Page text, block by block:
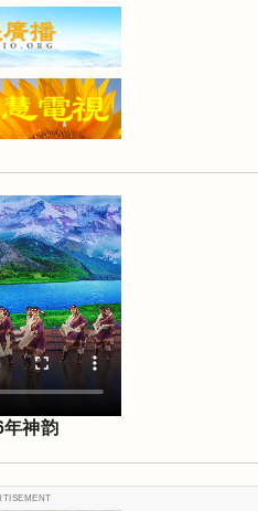
年神韵